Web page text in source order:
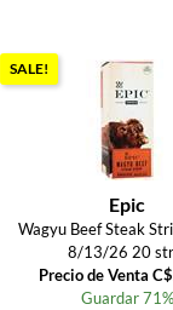
SALE!
Epic
Wagyu Beef Steak
8/13/26 20
Precio de Venta
Guardar 71%